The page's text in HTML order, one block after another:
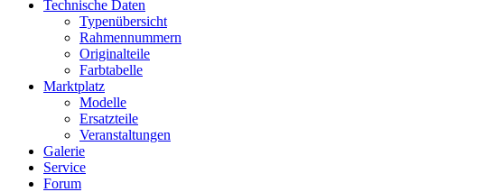
Technische Daten
Typenübersicht
Rahmennummern
Originalteile
Farbtabelle
Marktplatz
Modelle
Ersatzteile
Veranstaltungen
Galerie
Service
Forum